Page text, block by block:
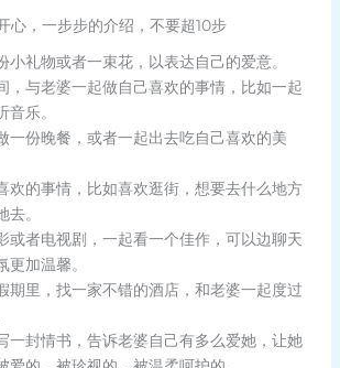
心，一步步的介绍，不要超10步
小礼物或者一束花，以表达自己的爱意。
，与老婆一起做自己喜欢的事情，比如一起
乐。
一份晚餐，或者一起出去吃自己喜欢的美
欢的事情，比如喜欢逛街，想要去什么地方
。
或者电视剧，一起看一个佳作，可以边聊天
加温馨。
期里，找一家不错的酒店，和老婆一起度过
一封情书，告诉老婆自己有多么爱她，让她